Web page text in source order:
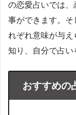
の恋愛占いでは
事ができます。
れぞれ意味が与
知り、自分で占い
おすすめの